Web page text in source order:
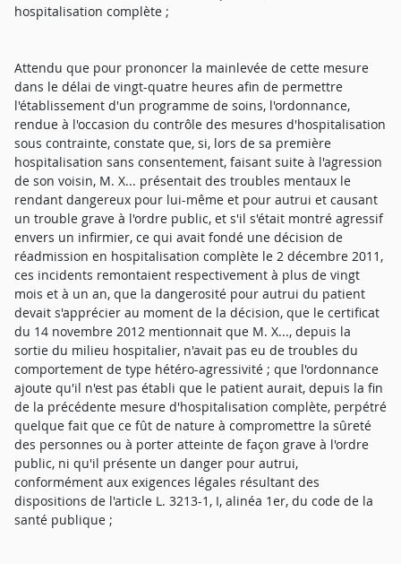
hospitalisation complète ;
Attendu que pour prononcer la mainlevée de cette mesure
dans le délai de vingt-quatre heures afin de permettre
l'établissement d'un programme de soins, l'ordonnance,
rendue à l'occasion du contrôle des mesures d'hospitalisation
sous contrainte, constate que, si, lors de sa première
hospitalisation sans consentement, faisant suite à l'agression
de son voisin, M. X... présentait des troubles mentaux le
rendant dangereux pour lui-même et pour autrui et causant
un trouble grave à l'ordre public, et s'il s'était montré agressif
envers un infirmier, ce qui avait fondé une décision de
réadmission en hospitalisation complète le 2 décembre 2011,
ces incidents remontaient respectivement à plus de vingt
mois et à un an, que la dangerosité pour autrui du patient
devait s'apprécier au moment de la décision, que le certificat
du 14 novembre 2012 mentionnait que M. X..., depuis la
sortie du milieu hospitalier, n'avait pas eu de troubles du
comportement de type hétéro-agressivité ; que l'ordonnance
ajoute qu'il n'est pas établi que le patient aurait, depuis la fin
de la précédente mesure d'hospitalisation complète, perpétré
quelque fait que ce fût de nature à compromettre la sûreté
des personnes ou à porter atteinte de façon grave à l'ordre
public, ni qu'il présente un danger pour autrui,
conformément aux exigences légales résultant des
dispositions de l'article L. 3213-1, I, alinéa 1er, du code de la
santé publique ;